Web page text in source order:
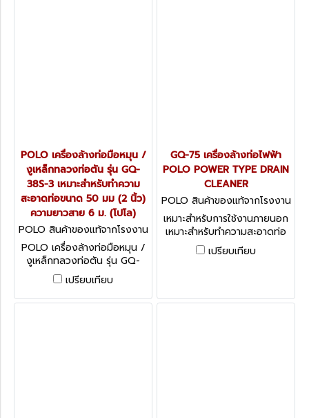
POLO เครื่องล้างท่อมือหมุน /
งูเหล็กทลวงท่อตัน รุ่น GQ-
38S-3 เหมาะสำหรับทำความ
สะอาดท่อขนาด 50 มม (2 นิ้ว)
ความยาวสาย 6 ม. (โปโล)
POLO สินค้าของแท้จากโรงงาน
ผู้ผลิต GQ-38S-3
POLO เครื่องล้างท่อมือหมุน /
งูเหล็กทลวงท่อตัน รุ่น GQ-
38S-3 เหมาะสำหรับทำความ
สะอาดท่อขนาด 50 มม (2 นิ้ว)
ความยาวสาย 6 ม. (โปโล)
เปรียบเทียบ
GQ-75 เครื่องล้างท่อไฟฟ้า
POLO POWER TYPE DRAIN
CLEANER
POLO สินค้าของแท้จากโรงงาน
ผู้ผลิต GQ-75
เหมาะสำหรับการใช้งานภายนอก
เหมาะสำหรับทำความสะอาดท่อ
ขนาด ⌀50-200mm (2"-8")
เหมาะสำหรับการใช้งานหนักและ
เปรียบเทียบ